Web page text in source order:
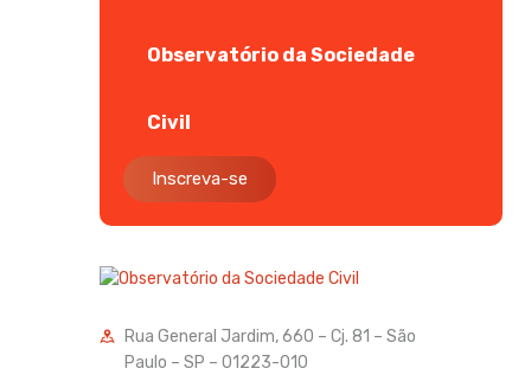
Observatório da Sociedade
Civil
Inscreva-se
Rua General Jardim, 660 – Cj. 81 – São
Paulo – SP – 01223-010